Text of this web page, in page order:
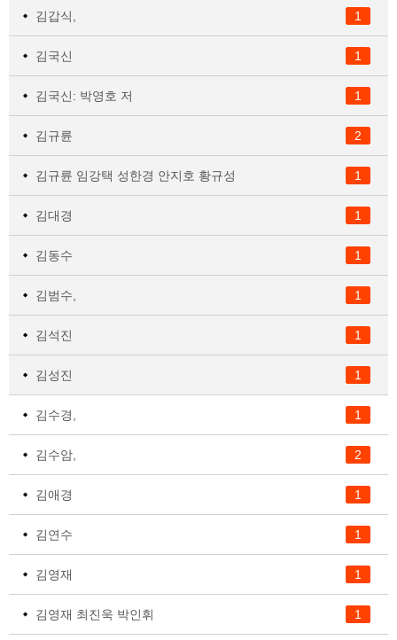
1
김갑식,
1
김국신
1
김국신: 박영호 저
2
김규륜
1
김규륜 임강택 성한경 안지호 황규성
1
김대경
1
김동수
1
김범수,
1
김석진
1
김성진
1
김수경,
2
김수암,
1
김애경
1
김연수
1
김영재
1
김영재 최진욱 박인휘